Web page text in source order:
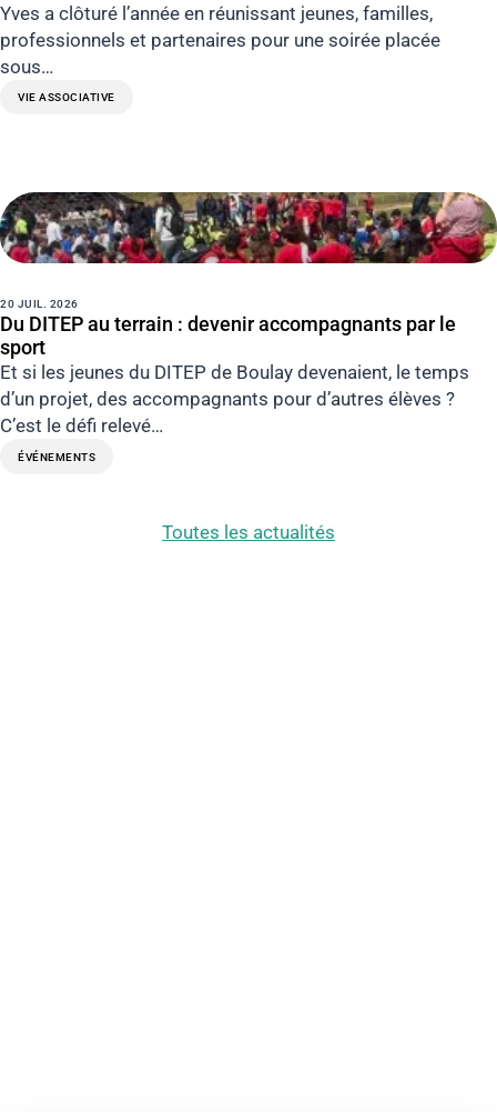
Yves a clôturé l’année en réunissant jeunes, familles,
professionnels et partenaires pour une soirée placée
sous…
VIE ASSOCIATIVE
20 JUIL. 2026
Du DITEP au terrain : devenir accompagnants par le
sport
Et si les jeunes du DITEP de Boulay devenaient, le temps
d’un projet, des accompagnants pour d’autres élèves ?
C’est le défi relevé…
ÉVÉNEMENTS
Toutes les actualités